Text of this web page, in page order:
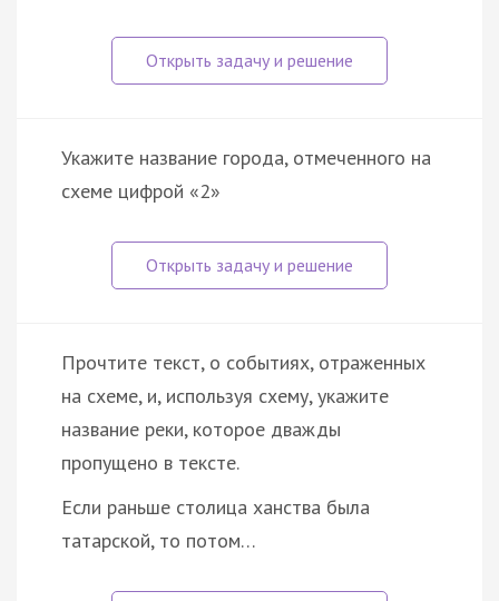
Укажите название города, отмеченного на
схеме цифрой «2»
Прочтите текст, о событиях, отраженных
на схеме, и, используя схему, укажите
название реки, которое дважды
пропущено в тексте.
Если раньше столица ханства была
татарской, то потом…